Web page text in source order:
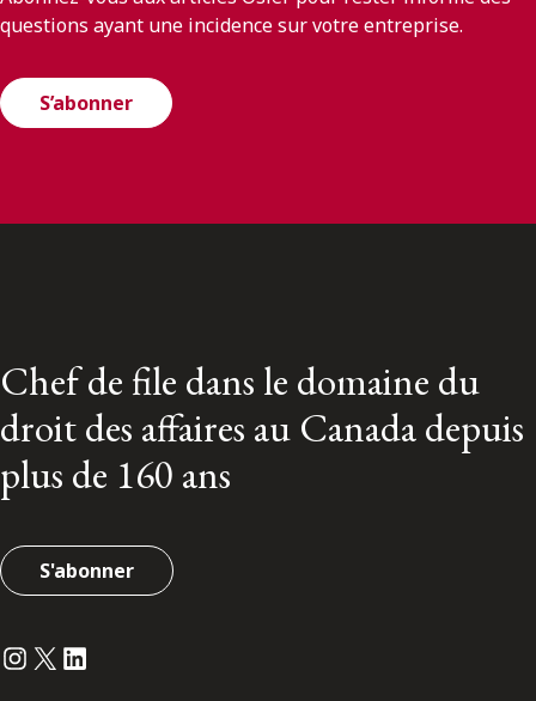
questions ayant une incidence sur votre entreprise.
S’abonner
Chef de file dans le domaine du
droit des affaires au Canada depuis
plus de 160 ans
S'abonner
Instagram
Twitter
LinkedIn